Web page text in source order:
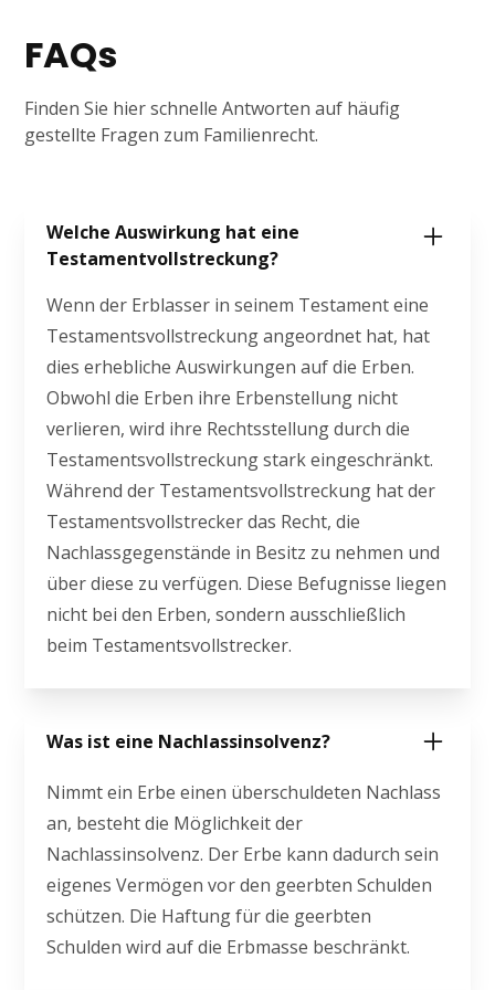
FAQs
Finden Sie hier schnelle Antworten auf häufig
gestellte Fragen zum Familienrecht.
Welche Auswirkung hat eine
Testamentvollstreckung?
Wenn der Erblasser in seinem Testament eine
Testamentsvollstreckung angeordnet hat, hat
dies erhebliche Auswirkungen auf die Erben.
Obwohl die Erben ihre Erbenstellung nicht
verlieren, wird ihre Rechtsstellung durch die
Testamentsvollstreckung stark eingeschränkt.
Während der Testamentsvollstreckung hat der
Testamentsvollstrecker das Recht, die
Nachlassgegenstände in Besitz zu nehmen und
über diese zu verfügen. Diese Befugnisse liegen
nicht bei den Erben, sondern ausschließlich
beim Testamentsvollstrecker.
Was ist eine Nachlassinsolvenz?
Nimmt ein Erbe einen überschuldeten Nachlass
an, besteht die Möglichkeit der
Nachlassinsolvenz. Der Erbe kann dadurch sein
eigenes Vermögen vor den geerbten Schulden
schützen. Die Haftung für die geerbten
Schulden wird auf die Erbmasse beschränkt.